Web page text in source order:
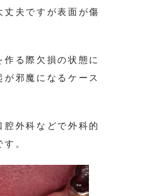
丈夫ですが表面が傷
作る際欠損の状態に
が邪魔になるケース
腔外科などで外科的
。